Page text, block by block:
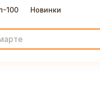
100 Новинки